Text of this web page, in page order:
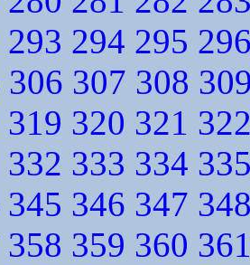
293 294 295
306 307 308
319 320 321
332 333 334
345 346 347
358 359 360